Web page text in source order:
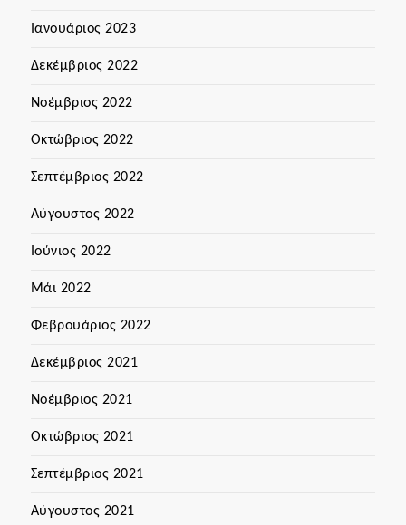
Ιανουάριος 2023
Δεκέμβριος 2022
Νοέμβριος 2022
Οκτώβριος 2022
Σεπτέμβριος 2022
Αύγουστος 2022
Ιούνιος 2022
Μάι 2022
Φεβρουάριος 2022
Δεκέμβριος 2021
Νοέμβριος 2021
Οκτώβριος 2021
Σεπτέμβριος 2021
Αύγουστος 2021